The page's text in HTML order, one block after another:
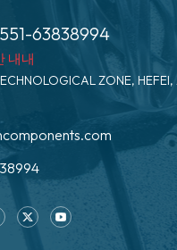
63838994
내내
ZONE, HEFEI,